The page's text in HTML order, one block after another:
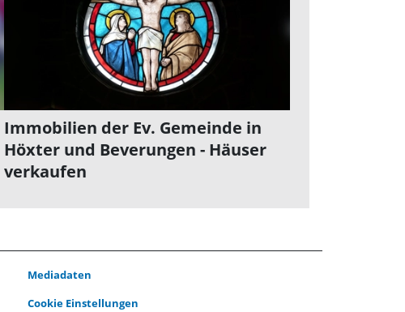
Immobilien der Ev. Gemeinde in
Höxter und Beverungen - Häuser
verkaufen
Mediadaten
Cookie Einstellungen